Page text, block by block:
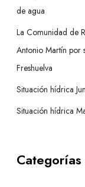
de agua
La Comunidad de
Antonio Martín por
Freshuelva
Situación hídrica
Situación hídrica
Categorías